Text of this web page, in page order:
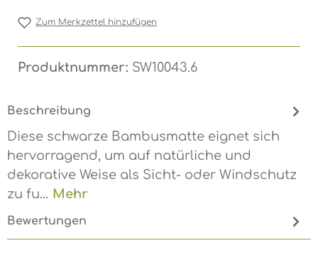
Zum Merkzettel hinzufügen
Produktnummer: SW10043.6
Beschreibung
Diese schwarze Bambusmatte eignet sich
hervorragend, um auf natürliche und
dekorative Weise als Sicht- oder Windschutz
zu fu… Mehr
Bewertungen